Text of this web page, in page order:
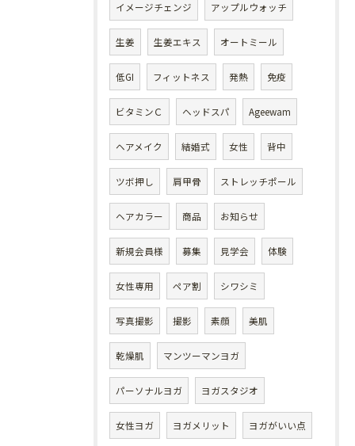
イメージチェンジ アップルウォッチ
生姜 生姜エキス オートミール
低GI フィットネス 発熱 免疫
ビタミンＣ ヘッドスパ Ageewam
ヘアメイク 結婚式 女性 背中
ツボ押し 肩甲骨 ストレッチポール
ヘアカラー 商品 お知らせ
新規会員様 募集 見学会 体験
女性専用 ペア割 シワシミ
写真撮影 撮影 素顔 美肌
乾燥肌 マンツーマンヨガ
パーソナルヨガ ヨガスタジオ
女性ヨガ ヨガメリット ヨガがいい点